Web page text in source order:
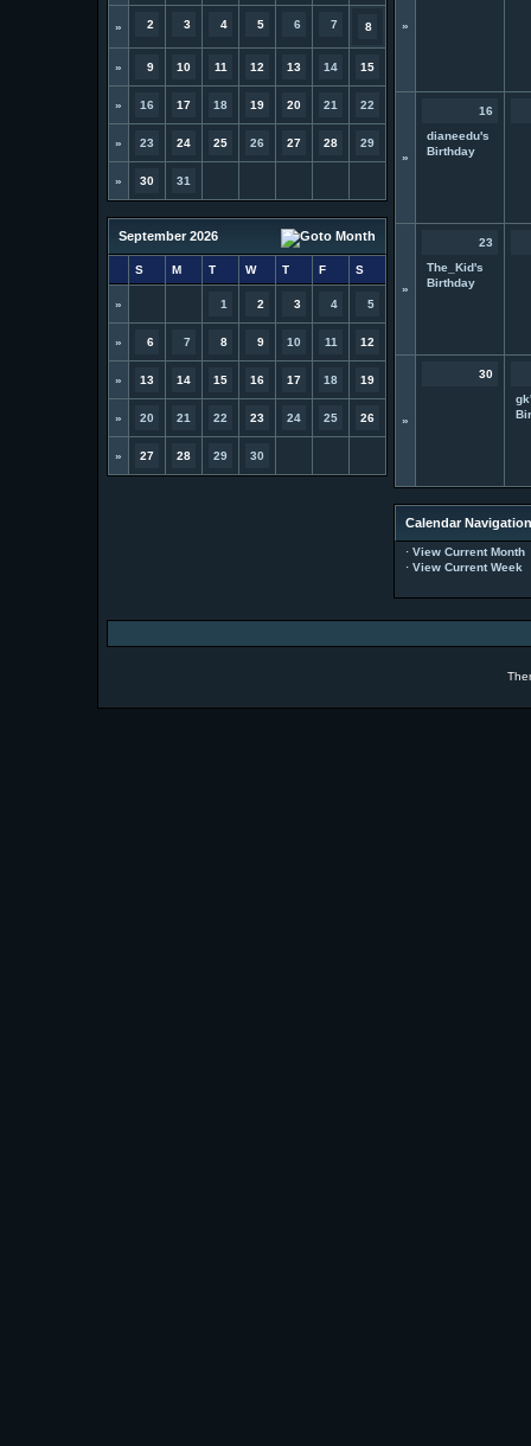
» 2 3 4 5 6 7 8
» 9 10 11 12 13 14 15
» 16 17 18 19 20 21 22
» 23 24 25 26 27 28 29
» 30 31
September 2026
S M T W T F S
» 1 2 3 4 5
» 6 7 8 9 10 11 12
» 13 14 15 16 17 18 19
» 20 21 22 23 24 25 26
» 27 28 29 30
»
»
16
dianeedu's
Birthday
»
23
The_Kid's
Birthday
»
30
Calendar Navigation
· View Current Month
· View Current Week